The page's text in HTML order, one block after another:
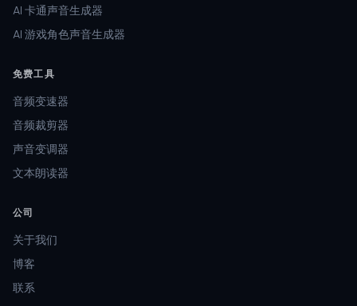
AI 卡通声音生成器
AI 游戏角色声音生成器
免费工具
音频变速器
音频裁剪器
声音变调器
文本朗读器
公司
关于我们
博客
联系